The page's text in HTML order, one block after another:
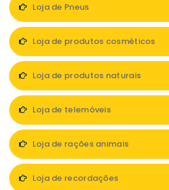
Loja de Pneus
Loja de produtos cosméticos
Loja de produtos naturais
Loja de telemóveis
Loja de rações animais
Loja de recordações